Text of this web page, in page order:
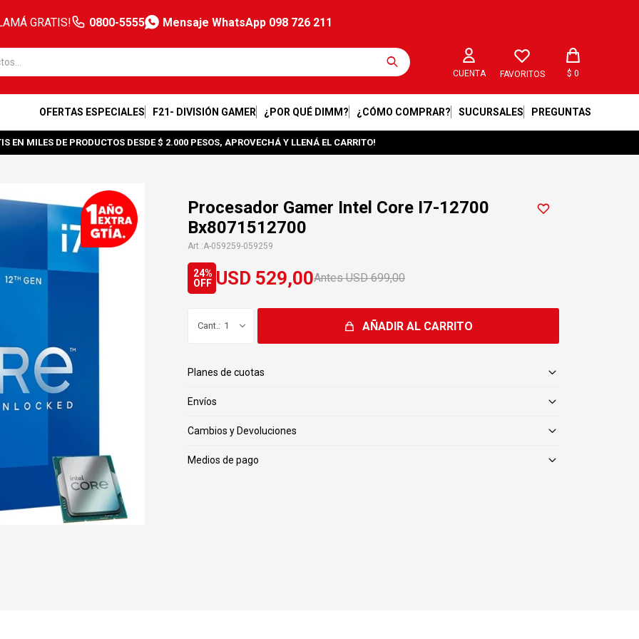
GRATIS! 0800-5555 Mensaje WhatsApp 098 726 211
OFERTAS ESPECIALES F21- DIVISIÓN GAMER ¿POR QUÉ DIMM? ¿CÓMO COMPRAR? SUCURSALES PREGUNTAS
FAVORITOS $ 0
EN MILES DE PRODUCTOS DESDE $ 2.000 PESOS, APROVECHÁ Y LLENÁ EL CARRITO!
Procesador Gamer Intel Core I7-12700
Bx8071512700
A-059259-059259
USD 529,00 USD 699,00
24
1 AÑADIR AL CARRITO
Planes de cuotas
Envíos
Cambios y Devoluciones
Medios de pago